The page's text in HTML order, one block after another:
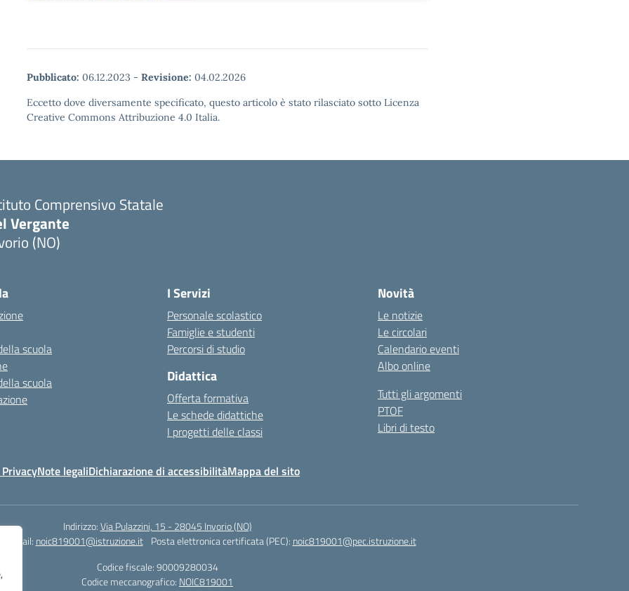
Pubblicato: 06.12.2023 - Revisione: 04.02.2026
Eccetto dove diversamente specificato, questo articolo è stato rilasciato sotto Licenza
Creative Commons Attribuzione 4.0 Italia.
Comprensivo Statale
Vergante
(NO)
scuola
scuola
I Servizi
Personale scolastico
Famiglie e studenti
Percorsi di studio
Didattica
Offerta formativa
Le schede didattiche
I progetti delle classi
Novità
Le notizie
Le circolari
Calendario eventi
Albo online
Tutti gli argomenti
PTOF
Libri di testo
Note legaliDichiarazione di accessibilitàMappa del sito
Indirizzo:Via Pulazzini, 15 - 28045 Invorio (NO)
Email: noic819001@istruzione.it Posta elettronica certificata (PEC): noic819001@pec.istruzione.it
Codice fiscale: 90009280034
Codice meccanografico: NOIC819001